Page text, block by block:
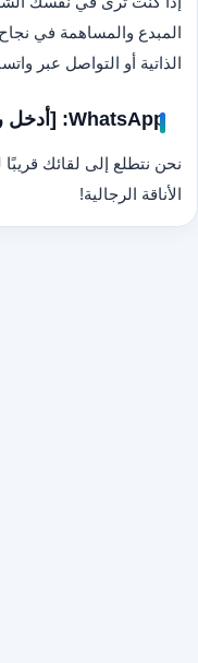
المبدع والمساهمة في
الذاتية أو التواصل عبر
WhatsApp: [أدخل رقم الواتساب هن
نحن نتطلع إلى لقائك
الأناقة الرجالية!